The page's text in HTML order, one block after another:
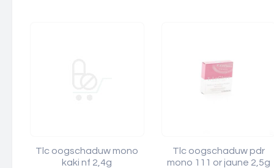
Tlc oogschaduw mono
kaki nf 2,4g
Tlc oogschaduw pdr
mono 111 or jaune 2,5g